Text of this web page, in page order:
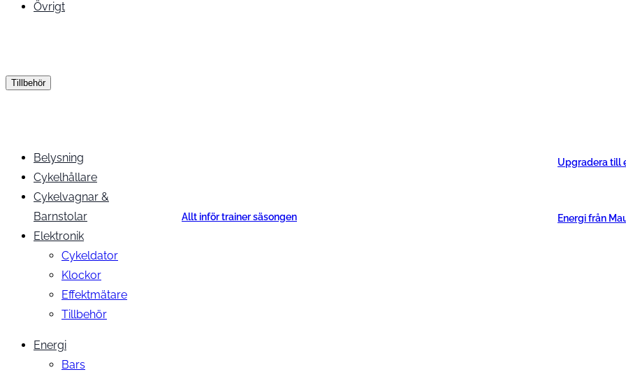
Övrigt
Tillbehör
Belysning
Cykelhållare
Cykelvagnar &
Barnstolar
Elektronik
Cykeldator
Klockor
Effektmätare
Tillbehör
Energi
Bars
Allt inför trainer säsongen
Upgradera till
Energi från